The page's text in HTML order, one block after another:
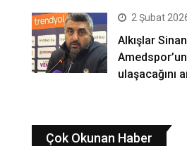
2 Şubat
Alkışlar
ulaşacağını
Çok Okunan Haber